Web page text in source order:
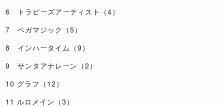
6 トラピーズアーティスト（4）
7 ベガマジック（5）
8 インハータイム（9）
9 サンタアナレーン（2）
10 グラフ（12）
11 ルロメイン（3）